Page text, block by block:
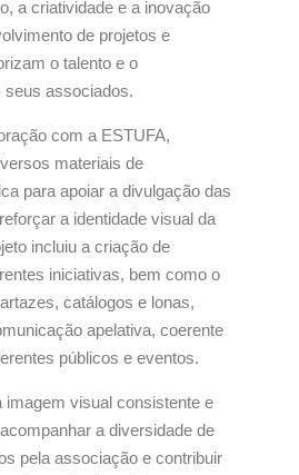
a criatividade e a inovação
de projetos e
o talento e o
seus associados.
com a ESTUFA,
materiais de
para apoiar a divulgação das
a identidade visual da
incluiu a criação de
iniciativas, bem como o
catálogos e lonas,
apelativa, coerente
públicos e eventos.
imagem visual consistente e
a diversidade de
pela associação e contribuir